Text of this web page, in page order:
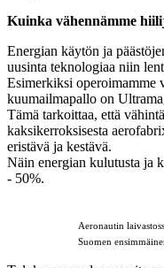
Kuinka vähennämme
Energian käytön ja
uusinta teknologiaa niin
Esimerkiksi operoimamme
kuumailmapallo on
Tämä tarkoittaa, että
kaksikerroksisesta
eristävä ja kestävä.
Näin energian kulutusta ja
- 50%.
Aeronautin
Suomen